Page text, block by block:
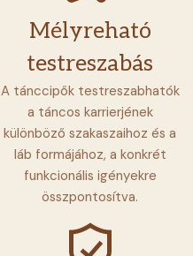
Mélyreható
testreszabás
A tánccipők testreszabhatók
a táncos karrierjének
különböző szakaszaihoz és a
láb formájához, a konkrét
funkcionális igényekre
összpontosítva.